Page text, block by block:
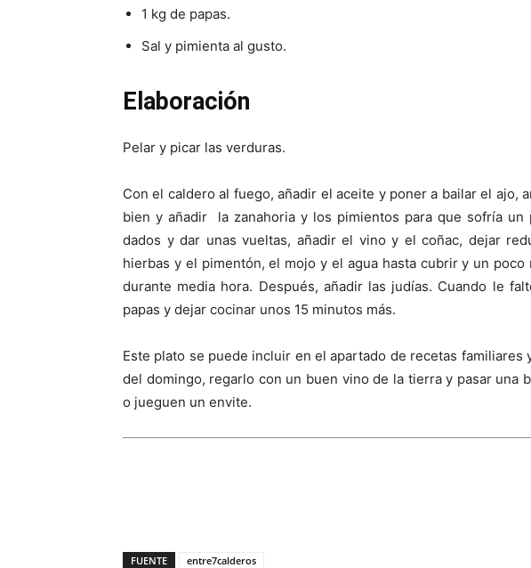
1 kg de papas.
Sal y pimienta al gusto.
Elaboración
Pelar y picar las verduras.
Con el caldero al fuego, añadir el aceite y poner a bailar el ajo,
bien y añadir la zanahoria y los pimientos para que sofría un
dados y dar unas vueltas, añadir el vino y el coñac, dejar
hierbas y el pimentón, el mojo y el agua hasta cubrir y un
durante media hora. Después, añadir las judías. Cuando le
papas y dejar cocinar unos 15 minutos más.
Este plato se puede incluir en el apartado de recetas familiares
del domingo, regarlo con un buen vino de la tierra y pasar una
o jueguen un envite.
FUENTE
entre7calderos